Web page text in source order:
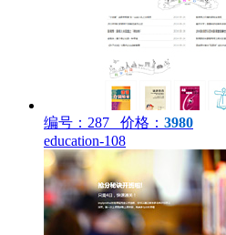
编号：287 价格： 3980
education-108